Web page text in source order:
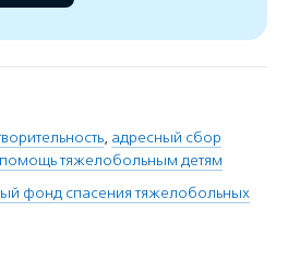
, адресный сбор
помощь тяжелобольным детям
фонд спасения тяжелобольных